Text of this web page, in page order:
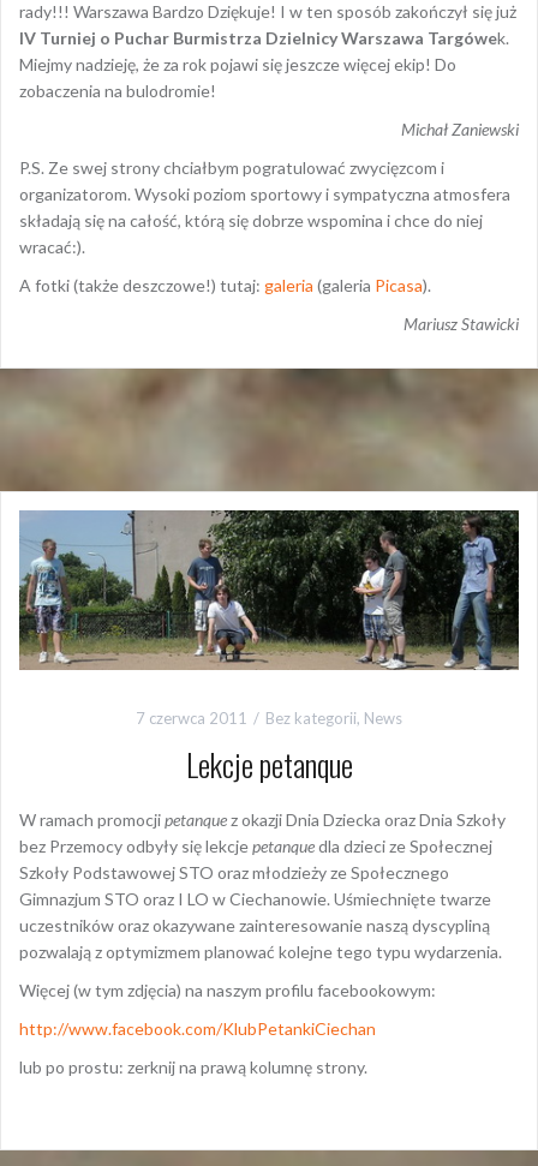
rady!!! Warszawa Bardzo Dziękuje! I w ten sposób zakończył się już
IV Turniej o Puchar Burmistrza Dzielnicy Warszawa Targówek.
Miejmy nadzieję, że za rok pojawi się jeszcze więcej ekip! Do
zobaczenia na bulodromie!
Michał Zaniewski
P.S. Ze swej strony chciałbym pogratulować zwycięzcom i
organizatorom. Wysoki poziom sportowy i sympatyczna atmosfera
składają się na całość, którą się dobrze wspomina i chce do niej
wracać:).
A fotki (także deszczowe!) tutaj: galeria (galeria Picasa).
Mariusz Stawicki
7 czerwca 2011 Bez kategorii, News
Lekcje petanque
W ramach promocjipetanquez okazji Dnia Dziecka oraz Dnia Szkoły
bez Przemocy odbyły się lekcjepetanquedla dzieci ze Społecznej
Szkoły Podstawowej STO oraz młodzieży ze Społecznego
Gimnazjum STO oraz I LO w Ciechanowie. Uśmiechnięte twarze
uczestników oraz okazywane zainteresowanie naszą dyscypliną
pozwalają z optymizmem planować kolejne tego typu wydarzenia.
Więcej (w tym zdjęcia) na naszym profilu facebookowym:
http://www.facebook.com/KlubPetankiCiechan
lub po prostu: zerknij na prawą kolumnę strony.